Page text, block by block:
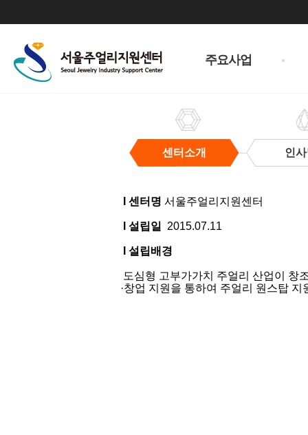
주요사업
센터소개 인
소l 센터명 서울주얼리지원센터
l 설립일 2015.07.11
l 설립배경
도심형 고부가가치 주얼리 산업이 창
·창업 지원을 통하여 주얼리 원스탑